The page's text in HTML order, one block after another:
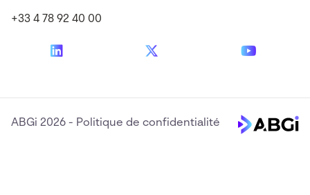
+33 4 78 92 40 00
ABGi 2026 - Politique de confidentialité